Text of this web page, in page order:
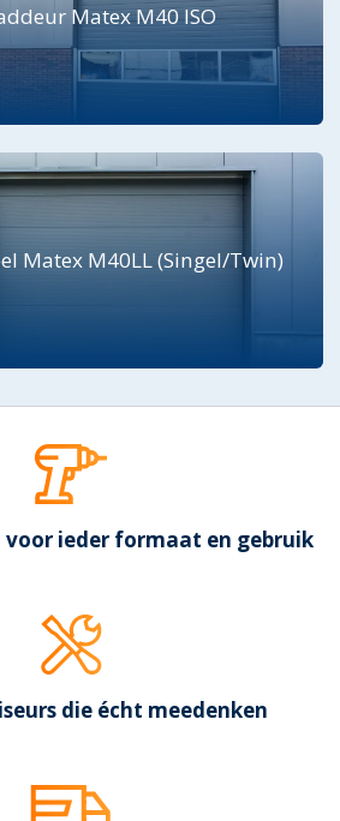
Matex M40 ISO
Matex M40LL (Singel/Twin)
voor ieder formaat en gebruik
die écht meedenken